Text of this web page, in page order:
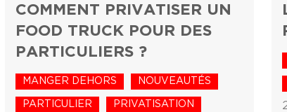
COMMENT PRIVATISER UN
FOOD TRUCK POUR DES
PARTICULIERS ?
MANGER DEHORS NOUVEAUTÉS
PARTICULIER PRIVATISATION